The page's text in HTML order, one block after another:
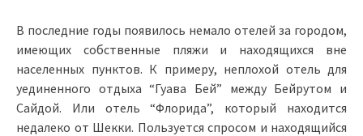
В последние годы появилось немало отелей за городом,
имеющих собственные пляжи и находящихся вне
населенных пунктов. К примеру, неплохой отель для
уединенного отдыха “Гуава Бей” между Бейрутом и
Сайдой. Или отель “Флорида”, который находится
недалеко от Шекки. Пользуется спросом и находящийся